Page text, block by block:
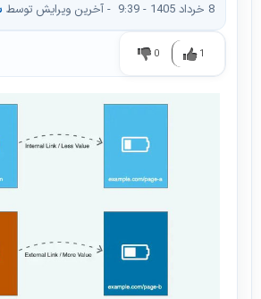
8 خرداد 1405 - 9:39 - آخرین ویرایش توسط
1
0